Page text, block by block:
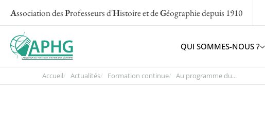
Association desProfesseurs d'Histoire et deGéographiedepuis 1910
QUI SOMMES-NOUS ?
Accueil Actualités Formation continue Au programme du...